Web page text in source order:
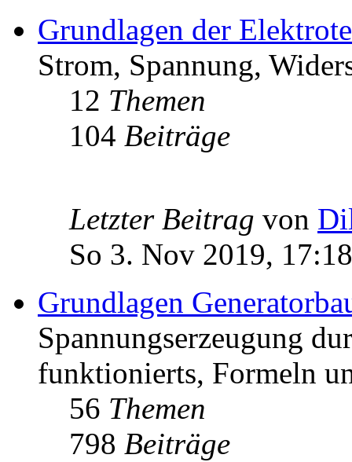
Grundlagen der
Strom, Spannung,
12 Themen
104 Beiträge
Letzter Beitrag von
So 3. Nov 2019, 17:18
Grundlagen
Spannungserzeugung
funktionierts, Formeln
56 Themen
798 Beiträge